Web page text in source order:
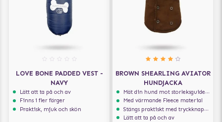
LOVE BONE PADDED VEST -
NAVY
Lätt att ta på och av
Finns i fler färger
Praktisk, mjuk och skön
BROWN SHEARLING AVIATOR
HUNDJACKA
Mät din hund mot storleksguiden för att få rätt storlek
Med värmande Fleece material
Stängs praktiskt med tryckknappar
Lätt att ta på och av